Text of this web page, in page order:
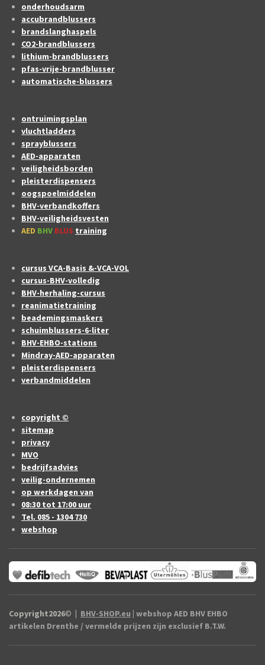
onderhoudsarm
accubrandblussers
brandslanghaspels
CO2-brandblussers
lithium-brandblussers
pfas-vrije-brandblusser
automatische-blussers
ontruimingsplan
vluchtladders
sprayblussers
AED-apparaten
veiligheidsborden
pleisterdispensers
oogspoelmiddelen
BHV-verbandkoffers
BHV-veiligheidsvesten
AED BHV BLUS training
cursus VCA-Basis &-VCA-VOL
cursus-BHV-volledig
BHV-herhaling-cursus
reanimatietraining
beademingsmaskers
schuimblussers-6-liter
BHV-EHBO-stations
Mindray-AED-apparaten
pleisterdispensers
verbandmiddelen
copyright ©
sitemap
privacy
MVO
bedrijfsadvies
veilig-ondernemen
op werkdagen van
08:30 tot 17:00 uur
Tel. 085 - 1304 730
webshop
Copyright2026© | BHV-SHOP.eu | webshop AED BHV EHBO
artikelen Drenthe / vermelde prijzen zijn exclusief B.T.W.